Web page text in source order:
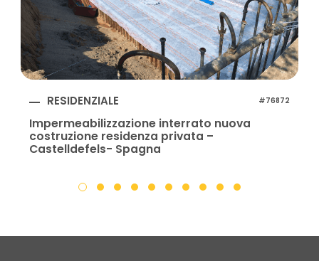
RESIDENZIALE #76872
Impermeabilizzazione interrato nuova
costruzione residenza privata –
Castelldefels- Spagna